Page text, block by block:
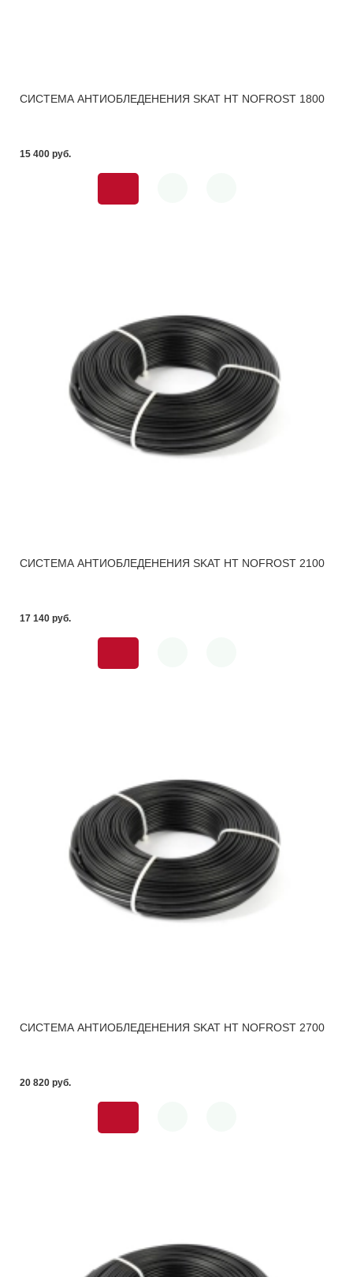
СИСТЕМА АНТИОБЛЕДЕНЕНИЯ SKAT HT NOFROST 1800
15 400 pуб.
СИСТЕМА АНТИОБЛЕДЕНЕНИЯ SKAT HT NOFROST 2100
17 140 pуб.
СИСТЕМА АНТИОБЛЕДЕНЕНИЯ SKAT HT NOFROST 2700
20 820 pуб.